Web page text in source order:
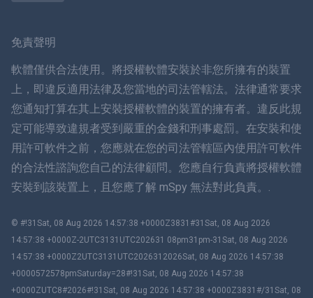
ภาษาไทย
簡体中文
丹麥語
हिंदी
עברית
免責聲明
軟體僅供合法使用。將授權軟體安裝於非您所擁有的裝置
上，即違反適用法律及您當地的司法管轄法。法律通常要求
您通知打算在其上安裝授權軟體的裝置的擁有者。違反此規
定可能導致違規者受到嚴重的金錢和刑事處罰。在安裝和使
用許可軟件之前，您應就在您的司法管轄區內使用許可軟件
的合法性諮詢您自己的法律顧問。您應自行負責將授權軟體
安裝到該裝置上，且您應了解 mSpy 無法對此負責。.
© #!31Sat, 08 Aug 2026 14:57:38 +0000Z3831#31Sat, 08 Aug 2026
14:57:38 +0000Z-2UTC3131UTC202631 08pm31pm-31Sat, 08 Aug 2026
14:57:38 +0000Z2UTC3131UTC2026312026Sat, 08 Aug 2026 14:57:38
+0000572578pmSaturday=28#!31Sat, 08 Aug 2026 14:57:38
+0000ZUTC8#2026#!31Sat, 08 Aug 2026 14:57:38 +0000Z3831#/31Sat, 08